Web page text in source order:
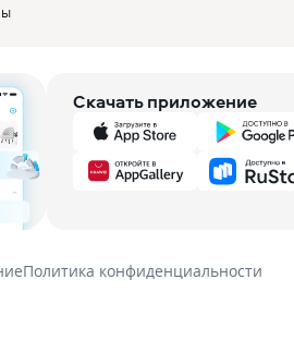
Скачать приложение
Политика конфиденциальности